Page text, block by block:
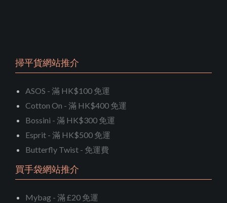
掃平貨網站推介
ASOS - 滿 HK$100 免運
Cotton On - 滿 HK$400 免運
Bossini - 滿 HK$300 免運
Esprit - 滿 HK$500 免運
Butterfly Twist - 免運費
買手袋網站推介
Mybag - 滿 £20 免運